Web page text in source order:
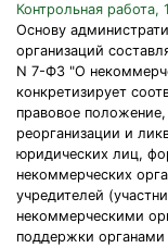
Контрольная работа,
Основу
организаций
N 7-ФЗ "О
конкретизирует
правовое
реорганизации и
юридических лиц,
некоммерческих
учредителей
некоммерческими
поддержки органами